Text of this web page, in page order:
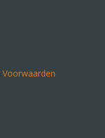
Voorwaarden